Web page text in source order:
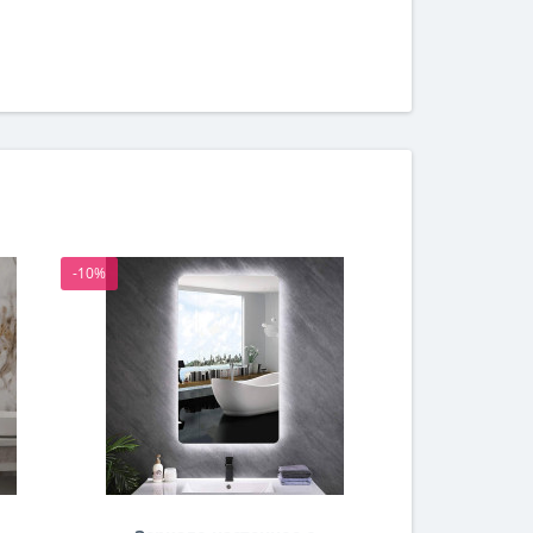
-10%